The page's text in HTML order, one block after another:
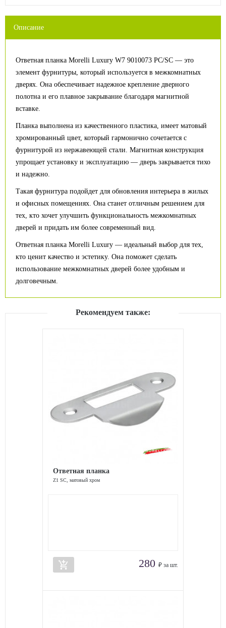
Описание
Ответная планка Morelli Luxury W7 9010073 PC/SC — это
элемент фурнитуры, который используется в межкомнатных
дверях. Она обеспечивает надежное крепление дверного
полотна и его плавное закрывание благодаря магнитной
вставке.
Планка выполнена из качественного пластика, имеет матовый
хромированный цвет, который гармонично сочетается с
фурнитурой из нержавеющей стали. Магнитная конструкция
упрощает установку и эксплуатацию — дверь закрывается тихо
и надежно.
Такая фурнитура подойдет для обновления интерьера в жилых
и офисных помещениях. Она станет отличным решением для
тех, кто хочет улучшить функциональность межкомнатных
дверей и придать им более современный вид.
Ответная планка Morelli Luxury — идеальный выбор для тех,
кто ценит качество и эстетику. Она поможет сделать
использование межкомнатных дверей более удобным и
долговечным.
Рекомендуем также:
Ответная планка
Z1 SC, матовый хром
add_shopping_cart 280 ₽ за шт.